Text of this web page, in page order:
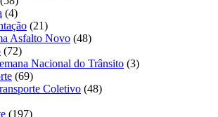
(4)
(21)
Asfalto Novo (48)
(72)
Nacional do Trânsito (3)
(69)
Coletivo (48)
(197)